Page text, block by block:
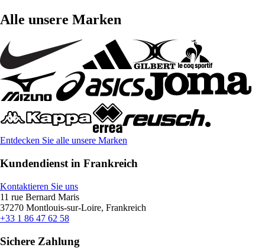
Alle unsere Marken
Entdecken Sie alle unsere Marken
Kundendienst in Frankreich
Kontaktieren Sie uns
11 rue Bernard Maris
37270 Montlouis-sur-Loire, Frankreich
+33 1 86 47 62 58
Sichere Zahlung